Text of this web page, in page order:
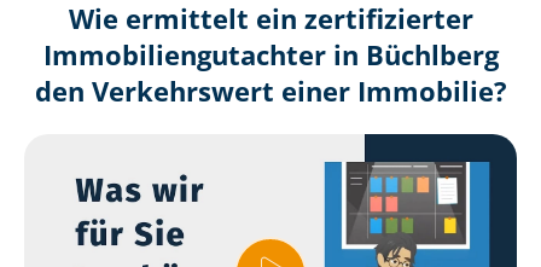
Wie ermittelt ein zertifizierter
Immobilien­gutachter in Büchlberg
den Verkehrswert einer Immobilie?